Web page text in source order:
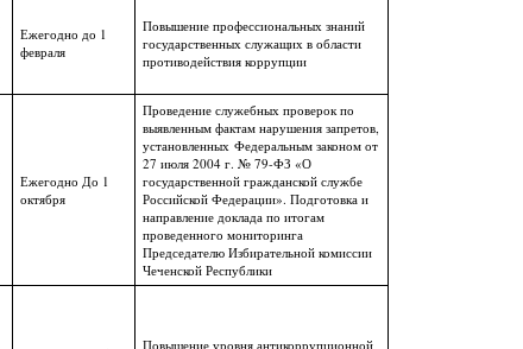
Ежегодно до 1
февраля
Повышение профессиональных знаний
государственных служащих в области
противодействия коррупции
Ежегодно До 1
октября
Проведение служебных проверок по
выявленным фактам нарушения запретов,
установленных Федеральным законом от
27 июля 2004 г. № 79-ФЗ «О
государственной гражданской службе
Российской Федерации». Подготовка и
направление доклада по итогам
проведенного мониторинга
Председателю Избирательной комиссии
Чеченской Республики
Повышение уровня антикоррупционной